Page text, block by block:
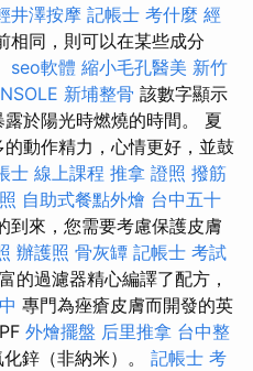
井澤按摩 記帳士 考什麼 經
相同，則可以在某些成分
seo軟體 縮小毛孔醫美 新竹
新埔整骨 該數字顯示
於陽光時燃燒的時間。 夏
動作精力，心情更好，並鼓
士 線上課程 推拿 證照 撥筋
自助式餐點外燴 台中五十
到來，您需要考慮保護皮膚
辦護照 骨灰罈 記帳士 考試
的過濾器精心編譯了配方，
專門為痤瘡皮膚而開發的英
外燴擺盤 后里推拿 台中整
鋅（非納米）。 記帳士 考